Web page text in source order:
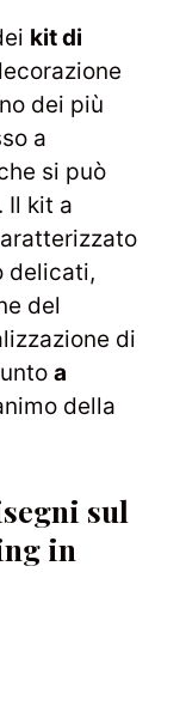
kit di
dei più
a
si può
Il kit a
delicati,
del
di
a
della
sul
in